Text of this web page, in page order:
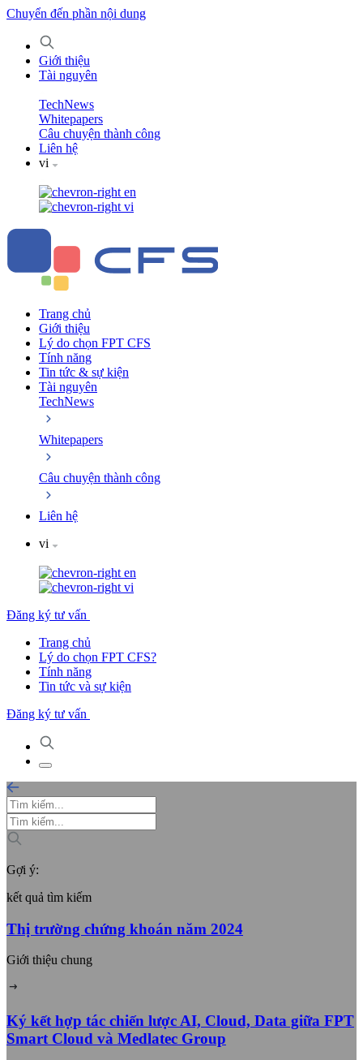
Chuyển đến phần nội dung
Giới thiệu
Tài nguyên
TechNews
Whitepapers
Câu chuyện thành công
Liên hệ
vi
en
vi
Trang chủ
Giới thiệu
Lý do chọn FPT CFS
Tính năng
Tin tức & sự kiện
Tài nguyên
TechNews
Whitepapers
Câu chuyện thành công
Liên hệ
vi
en
vi
Đăng ký tư vấn
Trang chủ
Lý do chọn FPT CFS?
Tính năng
Tin tức và sự kiện
Đăng ký tư vấn
Gợi ý:
kết quả tìm kiếm
Thị trường chứng khoán năm 2024
Giới thiệu chung
Ký kết hợp tác chiến lược AI, Cloud, Data giữa FPT
Smart Cloud và Medlatec Group